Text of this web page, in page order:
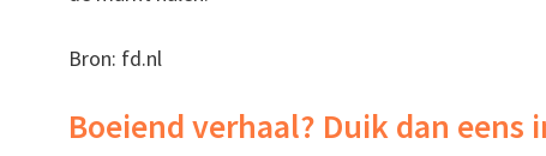
Bron: fd.nl
Boeiend verhaal? Duik dan eens